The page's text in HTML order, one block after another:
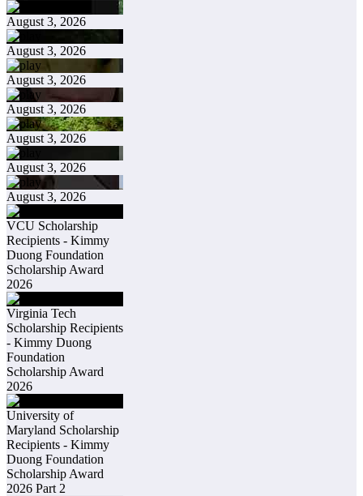
August 3, 2026
August 3, 2026
August 3, 2026
August 3, 2026
August 3, 2026
August 3, 2026
August 3, 2026
VCU Scholarship
Recipients - Kimmy
Duong Foundation
Scholarship Award
2026
Virginia Tech
Scholarship Recipients
- Kimmy Duong
Foundation
Scholarship Award
2026
University of
Maryland Scholarship
Recipients - Kimmy
Duong Foundation
Scholarship Award
2026 Part 2